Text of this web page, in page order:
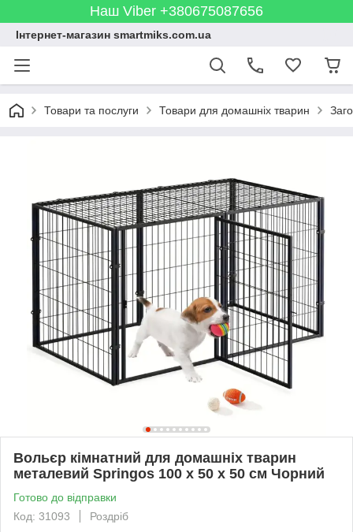
Наш Viber +380675087656
Інтернет-магазин smartmiks.com.ua
Товари та послуги Товари для домашніх тварин
Вольєр кімнатний для домашніх тварин
металевий Springos 100 x 50 x 50 см Чорний
Готово до відправки
Код: 31093
Роздріб